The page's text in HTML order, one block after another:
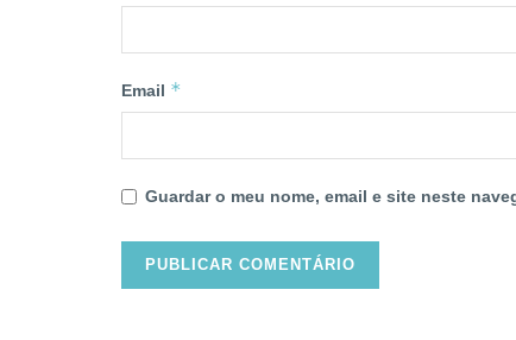
Email *
Guardar o meu nome, email e site neste